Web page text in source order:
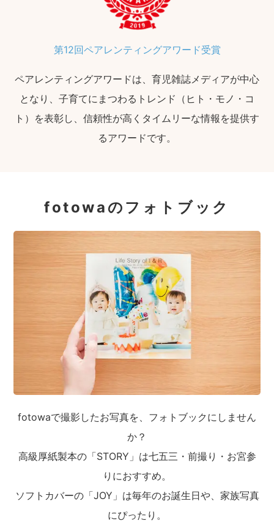
第12回ペアレンティングアワード受賞
ペアレンティングアワードは、育児雑誌メディアが中心
となり、子育てにまつわるトレンド（ヒト・モノ・コ
ト）を表彰し、信頼性が高くタイムリーな情報を提供す
るアワードです。
fotowaのフォトブック
fotowaで撮影したお写真を、フォトブックにしません
か？
高級厚紙製本の「STORY」は七五三・前撮り・お宮参
りにおすすめ。
ソフトカバーの「JOY」は毎年のお誕生日や、家族写真
にぴったり。